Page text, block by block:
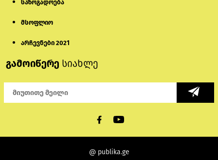
საზოგადოება
მსოფლიო
არჩევნები 2021
გამოიწერე სიახლე
@ publika.ge